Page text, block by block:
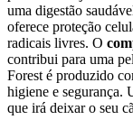
uma digestão
oferece proteção
radicais livres. O
contribui para uma
Forest é produzido
higiene e segurança.
que irá deixar o seu